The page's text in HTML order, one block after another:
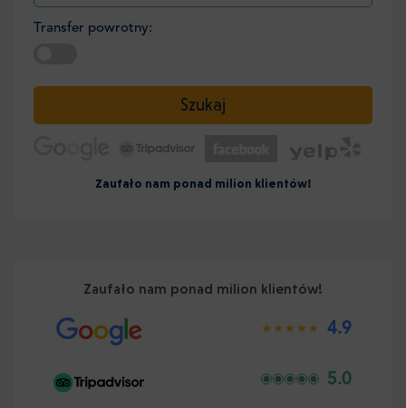
Transfer powrotny:
Szukaj
Zaufało nam ponad milion klientów!
Zaufało nam ponad milion klientów!
4.9
5.0